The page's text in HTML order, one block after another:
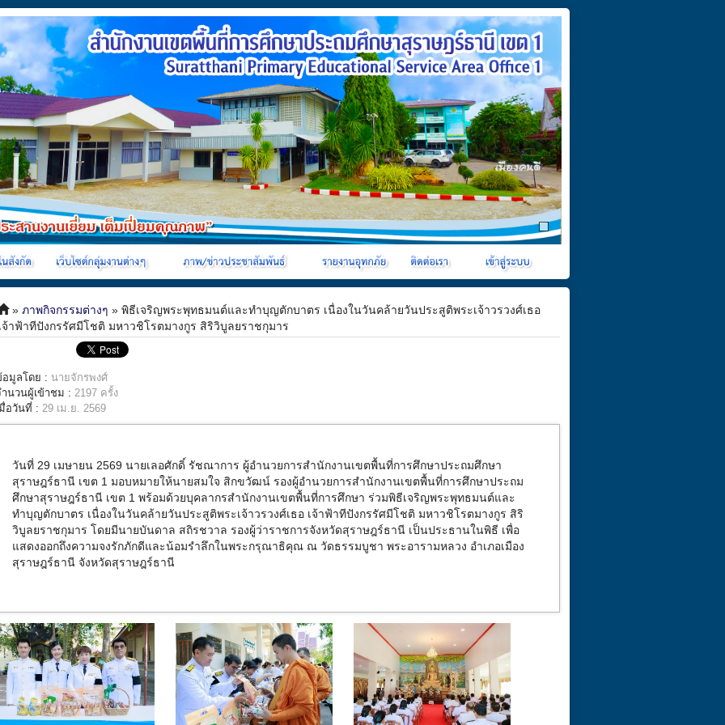
» ภาพกิจกรรมต่างๆ » พิธีเจริญพระพุทธมนต์และทำบุญตักบาตร เนื่องในวันคล้ายวันประสูติพระเจ้าวรวงศ์เธอ
จ้าฟ้าทีปังกรรัศมีโชติ มหาวชิโรตมางกูร สิริวิบูลยราชกุมาร
มูลโดย : นายจักรพงศ์
นวนผู้เข้าชม : 2197 ครั้ง
อวันที่ : 29 เม.ย. 2569
วันที่ 29 เมษายน 2569 นายเลอศักดิ์ รัชณาการ ผู้อำนวยการสำนักงานเขตพื้นที่การศึกษาประถมศึกษา
สุราษฎร์ธานี เขต 1 มอบหมายให้นายสมใจ สิกขวัฒน์ รองผู้อำนวยการสำนักงานเขตพื้นที่การศึกษาประถม
ศึกษาสุราษฎร์ธานี เขต 1 พร้อมด้วยบุคลากรสำนักงานเขตพื้นที่การศึกษา ร่วมพิธีเจริญพระพุทธมนต์และ
ทำบุญตักบาตร เนื่องในวันคล้ายวันประสูติพระเจ้าวรวงศ์เธอ เจ้าฟ้าทีปังกรรัศมีโชติ มหาวชิโรตมางกูร สิริ
วิบูลยราชกุมาร โดยมีนายบันดาล สถิรชวาล รองผู้ว่าราชการจังหวัดสุราษฎร์ธานี เป็นประธานในพิธี เพื่อ
แสดงออกถึงความจงรักภักดีและน้อมรำลึกในพระกรุณาธิคุณ ณ วัดธรรมบูชา พระอารามหลวง อำเภอเมือง
สุราษฎร์ธานี จังหวัดสุราษฎร์ธานี